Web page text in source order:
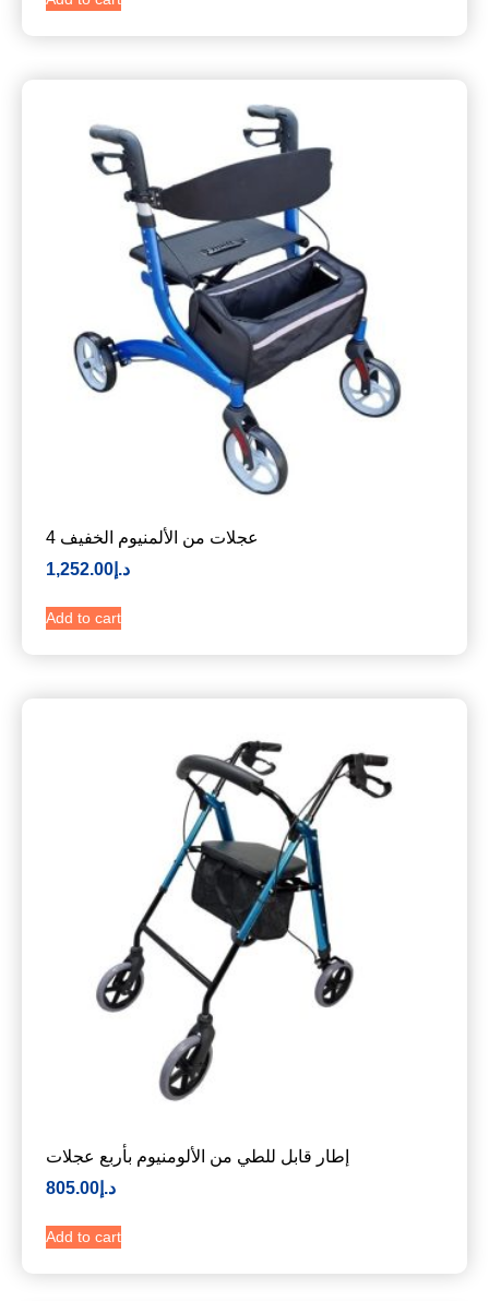
4 عجلات من الألمنيوم الخفيف
د.إ 1,252.00
Add to cart
إطار قابل للطي من الألومنيوم بأربع عجلات
د.إ 805.00
Add to cart